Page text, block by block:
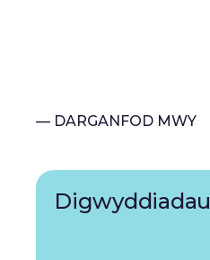
— DARGANFOD MWY
Digwyddiadau